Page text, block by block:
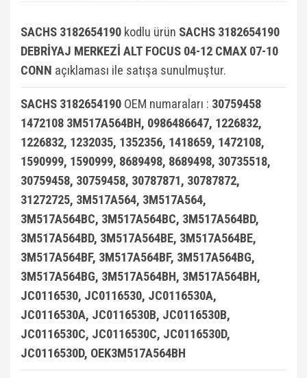
SACHS 3182654190 kodlu ürün SACHS 3182654190
DEBRİYAJ MERKEZİ ALT FOCUS 04-12 CMAX 07-10
CONN açıklaması ile satışa sunulmuştur.
SACHS 3182654190 OEM numaraları : 30759458
1472108 3M517A564BH, 0986486647, 1226832,
1226832, 1232035, 1352356, 1418659, 1472108,
1590999, 1590999, 8689498, 8689498, 30735518,
30759458, 30759458, 30787871, 30787872,
31272725, 3M517A564, 3M517A564,
3M517A564BC, 3M517A564BC, 3M517A564BD,
3M517A564BD, 3M517A564BE, 3M517A564BE,
3M517A564BF, 3M517A564BF, 3M517A564BG,
3M517A564BG, 3M517A564BH, 3M517A564BH,
JC0116530, JC0116530, JC0116530A,
JC0116530A, JC0116530B, JC0116530B,
JC0116530C, JC0116530C, JC0116530D,
JC0116530D, OEK3M517A564BH